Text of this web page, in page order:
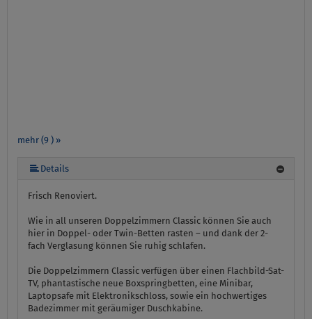
mehr (9 ) »
mehr (9 ) »
mehr (9 ) »
mehr (9 ) »
mehr (9 ) »
mehr (9 ) »
Details
Frisch Renoviert.
Wie in all unseren Doppelzimmern Classic können Sie auch
hier in Doppel- oder Twin-Betten rasten – und dank der 2-
fach Verglasung können Sie ruhig schlafen.
Die Doppelzimmern Classic verfügen über einen Flachbild-Sat-
TV, phantastische neue Boxspringbetten, eine Minibar,
Laptopsafe mit Elektronikschloss, sowie ein hochwertiges
Badezimmer mit geräumiger Duschkabine.